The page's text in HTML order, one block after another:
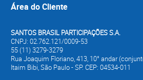
Área do Cliente
SANTOS BRASIL PARTICIPAÇÕES S.A.
CNPJ: 02.762.121/0009-53
55 (11) 3279-3279
Rua Joaquim Floriano, 413, 10° andar
Itaim Bibi, São Paulo - SP. CEP: 04534-011